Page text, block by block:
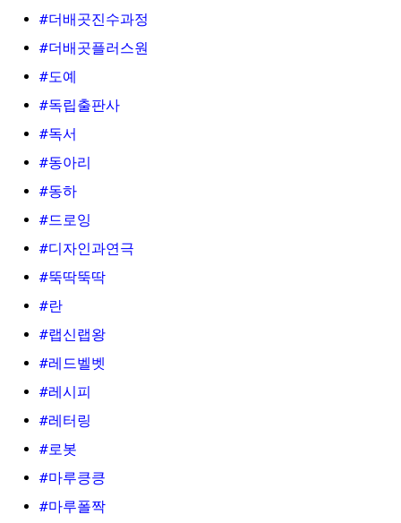
#더배곳진수과정
#더배곳플러스원
#도예
#독립출판사
#독서
#동아리
#동하
#드로잉
#디자인과연극
#뚝딱뚝딱
#란
#랩신랩왕
#레드벨벳
#레시피
#레터링
#로봇
#마루킁킁
#마루폴짝